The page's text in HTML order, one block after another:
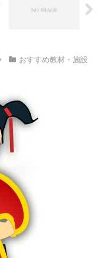
おすすめ教材・施設